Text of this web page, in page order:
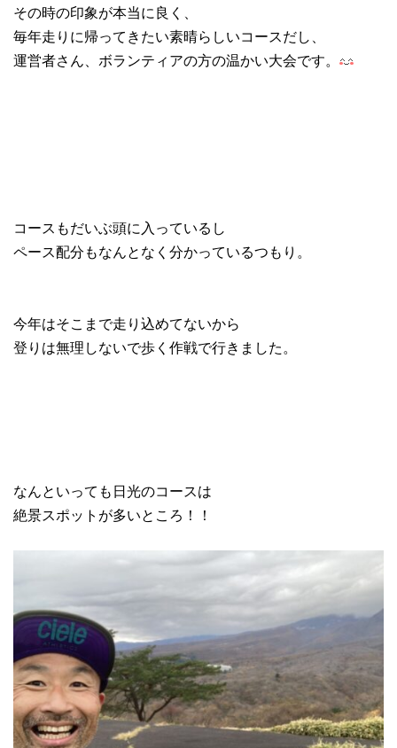
その時の印象が本当に良く、
毎年走りに帰ってきたい素晴らしいコースだし、
運営者さん、ボランティアの方の温かい大会です。
コースもだいぶ頭に入っているし
ペース配分もなんとなく分かっているつもり。
今年はそこまで走り込めてないから
登りは無理しないで歩く作戦で行きました。
なんといっても日光のコースは
絶景スポットが多いところ！！